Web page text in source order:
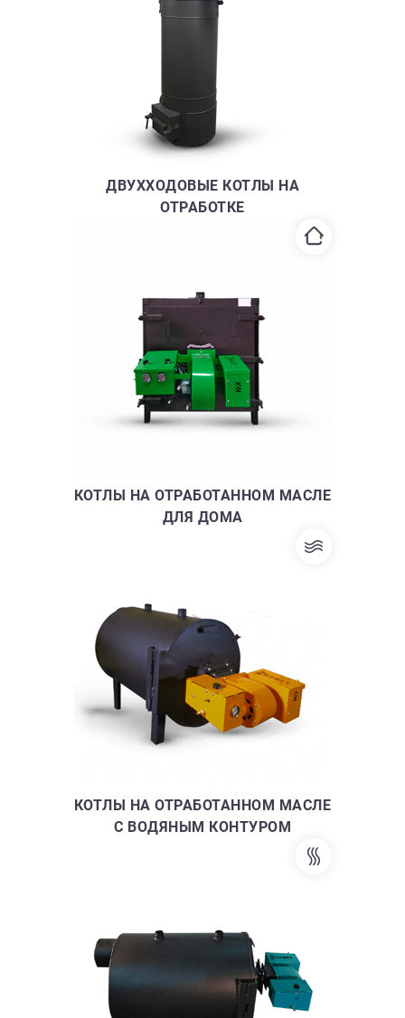
ДВУХХОДОВЫЕ КОТЛЫ НА
ОТРАБОТКЕ
КОТЛЫ НА ОТРАБОТАННОМ МАСЛЕ
ДЛЯ ДОМА
КОТЛЫ НА ОТРАБОТАННОМ МАСЛЕ
С ВОДЯНЫМ КОНТУРОМ